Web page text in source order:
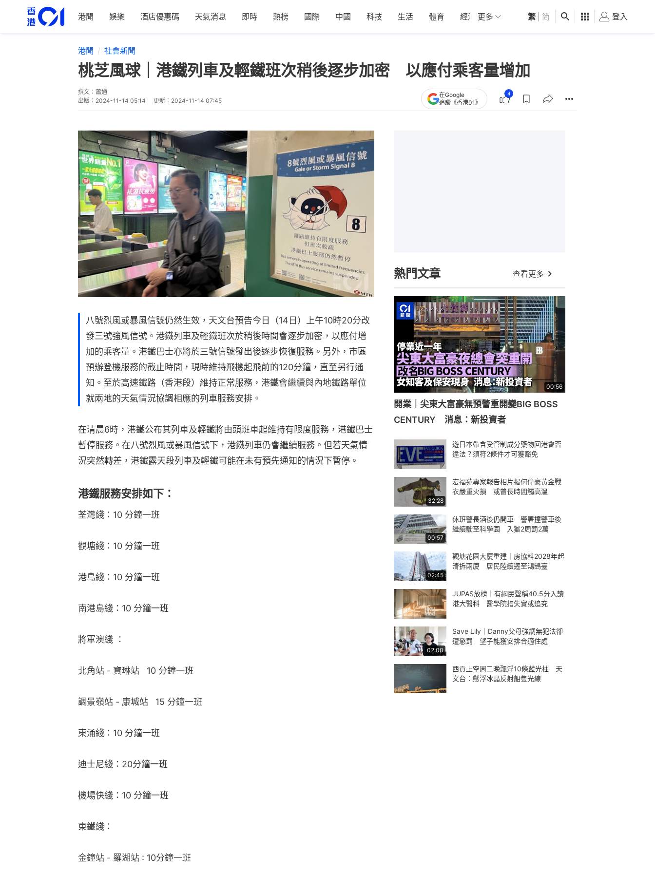
港聞 娛樂 酒店優惠碼 天氣消息 即時 熱榜 國際 中國 科技 生活 體育 經濟 01深圳 觀點 健康 好食玩飛
更多 繁 简 登入
港聞 社會新聞
桃芝風球｜港鐵列車及輕鐵班次稍後逐步加密 以應付乘客量增加
撰文： 蕭通
出版： 2024-11-14 05:14 更新： 2024-11-14 07:45
在Google
追蹤《香港01》
4
八號烈風或暴風信號仍然生效，天文台預告今日（14日）上午10時20分改
發三號強風信號。港鐵列車及輕鐵班次於稍後時間會逐步加密，以應付增
加的乘客量。港鐵巴士亦將於三號信號發出後逐步恢復服務。另外，市區
預辦登機服務的截止時間，現時維持飛機起飛前的120分鐘，直至另行通
知。至於高速鐵路（香港段）維持正常服務，港鐵會繼續與內地鐵路單位
就兩地的天氣情況協調相應的列車服務安排。
在清晨6時，港鐵公布其列車及輕鐵將由頭班車起維持有限度服務，港鐵巴士
暫停服務。在八號烈風或暴風信號下，港鐵列車仍會繼續服務。但若天氣情
況突然轉差，港鐵露天段列車及輕鐵可能在未有預先通知的情況下暫停。
港鐵服務安排如下：
荃灣綫：10 分鐘一班
觀塘綫：10 分鐘一班
港島綫：10 分鐘一班
南港島綫：10 分鐘一班
將軍澳綫 ：
北角站 - 寶琳站   10 分鐘一班
調景嶺站 - 康城站   15 分鐘一班
東涌綫：10 分鐘一班
迪士尼綫：20分鐘一班
機場快綫：10 分鐘一班
東鐵綫：
金鐘站 - 羅湖站 : 10分鐘一班
熱門文章 查看更多
00:56
開業｜尖東大富豪無預警重開變BIG BOSS
CENTURY 消息：新投資者
遊日本帶含受管制成分藥物回港會否
違法？須符2條件才可獲豁免
32:28
宏福苑專家報告相片揭何偉豪黃金戰
衣嚴重火損 或曾長時間觸高溫
00:57
休班警長酒後仍開車 警署撞警車後
繼續駛至科學園 入獄2周罰2萬
02:45
觀塘花園大廈重建｜房協料2028年起
清拆兩廈 居民陸續遷至鴻鵠臺
JUPAS放榜｜有網民聲稱40.5分入讀
港大醫科 醫學院指失實或追究
02:00
Save Lily｜Danny父母強調無犯法卻
遭懲罰 望子能獲安排合適住處
西貢上空周二晚飄浮10條藍光柱 天
文台：懸浮冰晶反射船隻光線